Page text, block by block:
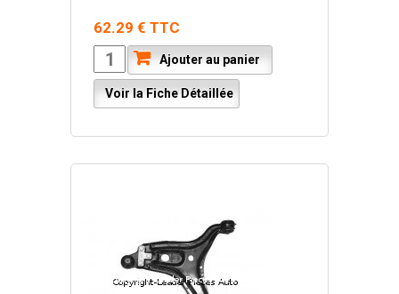
62.29 € TTC
Ajouter au panier
Voir la Fiche Détaillée